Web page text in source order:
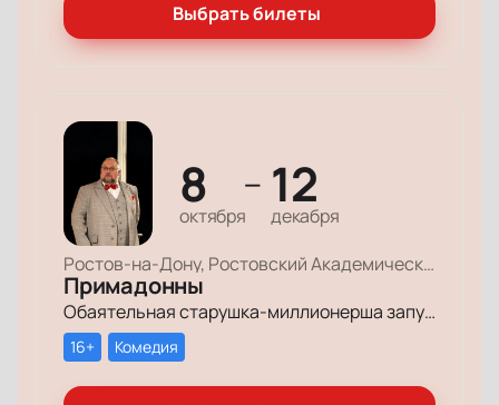
Выбрать билеты
8
октября
— 12
декабря
Ростов-на-Дону, Ростовский Академический Театр Драмы, Большая сцена
Примадонны
Обаятельная старушка-миллионерша запускает грандиозный поиск своих долгопотерянных племянниц, чтобы открыть им двери в мир богатства и оставить в наследство свои миллионы.
16+ Комедия